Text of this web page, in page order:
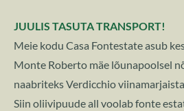
JUULIS TASUTA TRANSPORT!
Meie kodu Casa Fontestate asub
Monte Roberto mäe lõunapoolsel
naabriteks Verdicchio
Siin oliivipuude all voolab fonte